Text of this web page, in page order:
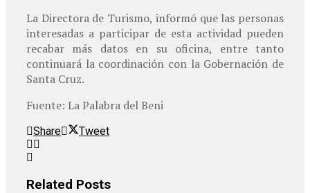
La Directora de Turismo, informó que las personas
interesadas a participar de esta actividad pueden
recabar más datos en su oficina, entre tanto
continuará la coordinación con la Gobernación de
Santa Cruz.
Fuente: La Palabra del Beni
Share Tweet
Related Posts